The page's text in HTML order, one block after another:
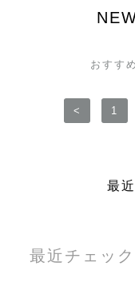
おすす
< 1
最
最近チェッ